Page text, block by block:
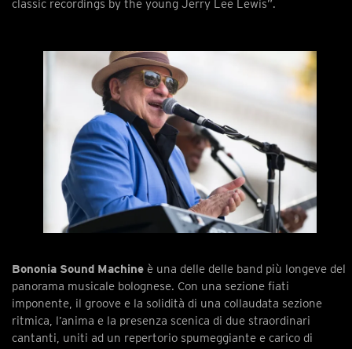
classic recordings by the young Jerry Lee Lewis”.
Bononia Sound Machine è una delle delle band più longeve del
panorama musicale bolognese. Con una sezione fiati
imponente, il groove e la solidità di una collaudata sezione
ritmica, l’anima e la presenza scenica di due straordinari
cantanti, uniti ad un repertorio spumeggiante e carico di